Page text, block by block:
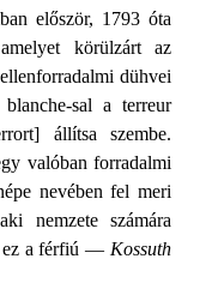
először, 1793 óta
körülzárt az
dühvei
sal a terreur
állítsa szembe.
valóban forradalmi
nevében fel meri
nemzete számára
ez a férfiú — Kossuth